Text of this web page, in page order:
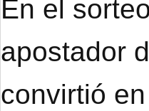
En el
apostador
convirtió